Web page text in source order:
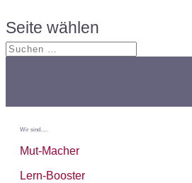
Seite wählen
Wir sind….
Mut-Macher
Lern-Booster